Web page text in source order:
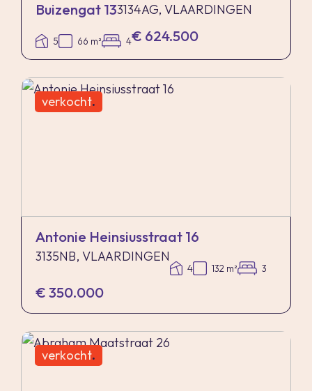
Buizengat 133134AG, VLAARDINGEN
5 66 m² 4€ 624.500
verkocht.
Antonie Heinsiusstraat 16
3135NB, VLAARDINGEN
4 132 m² 3
€ 350.000
verkocht.